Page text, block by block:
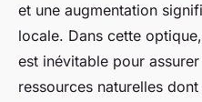
et une augmentation
locale. Dans cette
est inévitable pour
ressources naturelles